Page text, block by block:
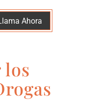
Ahora
los